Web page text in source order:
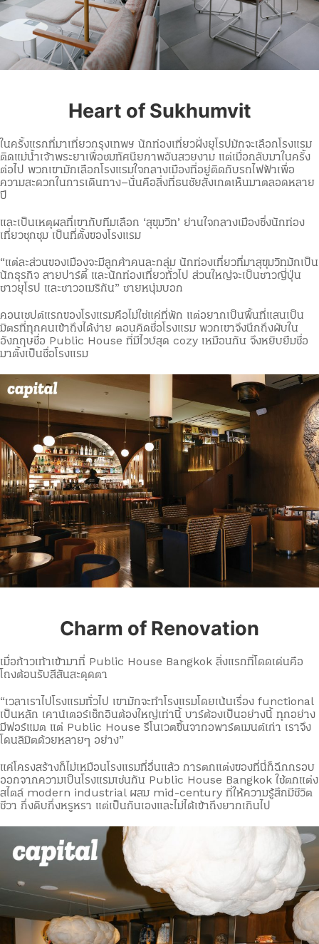
Heart of Sukhumvit
ในครั้งแรกที่มาเที่ยวกรุงเทพฯ นักท่องเที่ยวฝั่งยุโรปมักจะเลือกโรงแรม
ติดแม่น้ำเจ้าพระยาเพื่อชมทัศนียภาพอันสวยงาม แต่เมื่อกลับมาในครั้ง
ต่อไป พวกเขามักเลือกโรงแรมใจกลางเมืองที่อยู่ติดกับรถไฟฟ้าเพื่อ
ความสะดวกในการเดินทาง–นั่นคือสิ่งที่ธนชัยสังเกตเห็นมาตลอดหลาย
ปี
และเป็นเหตุผลที่เขากับทีมเลือก ‘สุขุมวิท’ ย่านใจกลางเมืองซึ่งนักท่อง
เที่ยวชุกชุม เป็นที่ตั้งของโรงแรม
“แต่ละส่วนของเมืองจะมีลูกค้าคนละกลุ่ม นักท่องเที่ยวที่มาสุขุมวิทมักเป็น
นักธุรกิจ สายปาร์ตี้ และนักท่องเที่ยวทั่วไป ส่วนใหญ่จะเป็นชาวญี่ปุ่น
ชาวยุโรป และชาวอเมริกัน” ชายหนุ่มบอก
คอนเซปต์แรกของโรงแรมคือไม่ใช่แค่ที่พัก แต่อยากเป็นพื้นที่แสนเป็น
มิตรที่ทุกคนเข้าถึงได้ง่าย ตอนคิดชื่อโรงแรม พวกเขาจึงนึกถึงผับใน
อังกฤษชื่อ Public House ที่มีไวบ์สุด cozy เหมือนกัน จึงหยิบยืมชื่อ
มาตั้งเป็นชื่อโรงแรม
Charm of Renovation
เมื่อก้าวเท้าเข้ามาที่ Public House Bangkok สิ่งแรกที่โดดเด่นคือ
โถงต้อนรับสีสันสะดุดตา
“เวลาเราไปโรงแรมทั่วไป เขามักจะทำโรงแรมโดยเน้นเรื่อง functional
เป็นหลัก เคาน์เตอร์เช็กอินต้องใหญ่เท่านี้ บาร์ต้องเป็นอย่างนี้ ทุกอย่าง
มีฟอร์แมต แต่ Public House รีโนเวตขึ้นจากอพาร์ตเมนต์เก่า เราจึง
โดนลิมิตด้วยหลายๆ อย่าง”
แค่โครงสร้างก็ไม่เหมือนโรงแรมที่อื่นแล้ว การตกแต่งของที่นี่ก็ฉีกกรอบ
ออกจากความเป็นโรงแรมเช่นกัน Public House Bangkok ใช้ตกแต่ง
สไตล์ modern industrial ผสม mid-century ที่ให้ความรู้สึกมีชีวิต
ชีวา กึ่งดิบกึ่งหรูหรา แต่เป็นกันเองและไม่ได้เข้าถึงยากเกินไป